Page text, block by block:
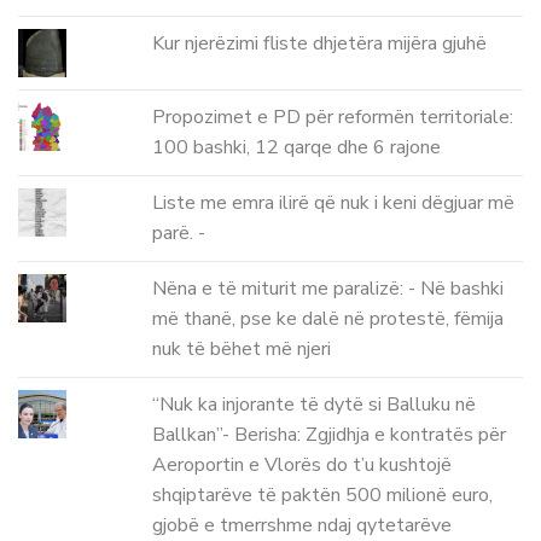
Kur njerëzimi fliste dhjetëra mijëra gjuhë
Propozimet e PD për reformën territoriale:
100 bashki, 12 qarqe dhe 6 rajone
Liste me emra ilirë që nuk i keni dëgjuar më
parë. -
Nëna e të miturit me paralizë: - Në bashki
më thanë, pse ke dalë në protestë, fëmija
nuk të bëhet më njeri
“Nuk ka injorante të dytë si Balluku në
Ballkan”- Berisha: Zgjidhja e kontratës për
Aeroportin e Vlorës do t’u kushtojë
shqiptarëve të paktën 500 milionë euro,
gjobë e tmerrshme ndaj qytetarëve